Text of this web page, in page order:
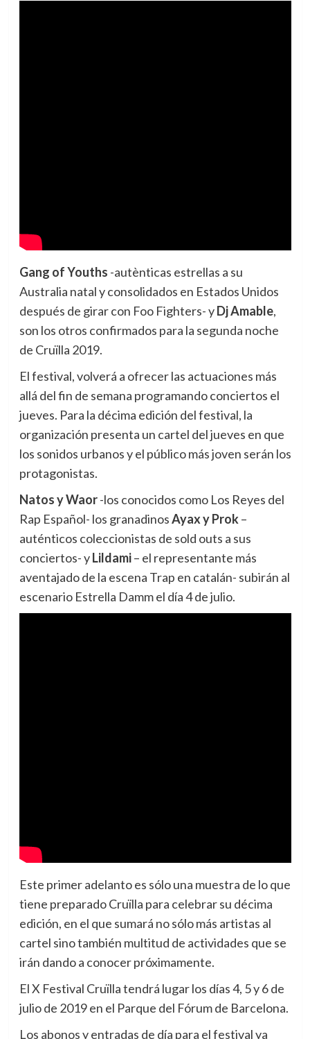
Gang of Youths -autènticas estrellas a su
Australia natal y consolidados en Estados Unidos
después de girar con Foo Fighters- yDj Amable,
son los otros confirmados para la segunda noche
de Cruïlla 2019.
El festival, volverá a ofrecer las actuaciones más
allá del fin de semana programando conciertos el
jueves. Para la décima edición del festival, la
organización presenta un cartel del jueves en que
los sonidos urbanos y el público más joven serán los
protagonistas.
Natos y Waor-los conocidos como Los Reyes del
Rap Español- los granadinosAyax y Prok–
auténticos coleccionistas de sold outs a sus
conciertos- yLildami– el representante más
aventajado de la escena Trap en catalán- subirán al
escenario Estrella Damm el día 4 de julio.
Este primer adelanto es sólo una muestra de lo que
tiene preparado Cruïlla para celebrar su décima
edición, en el que sumará no sólo más artistas al
cartel sino también multitud de actividades que se
irán dando a conocer próximamente.
El X Festival Cruïlla tendrá lugar los días 4, 5 y 6 de
julio de 2019 en el Parque del Fórum de Barcelona.
Los abonos y entradas de día para el festival ya